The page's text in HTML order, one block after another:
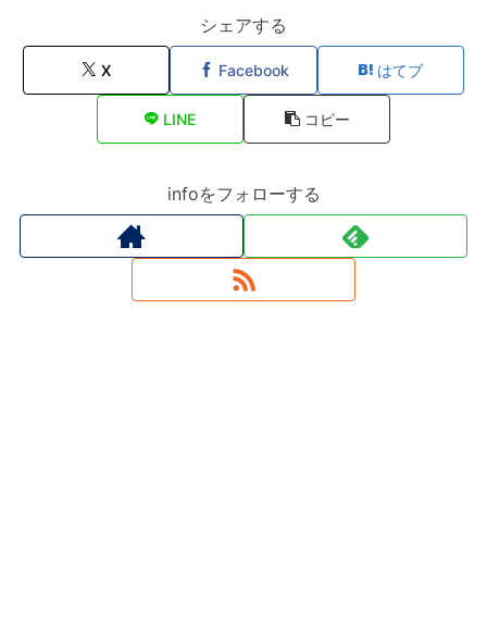
シェアする
X Facebook はてブ
LINE コピー
infoをフォローする